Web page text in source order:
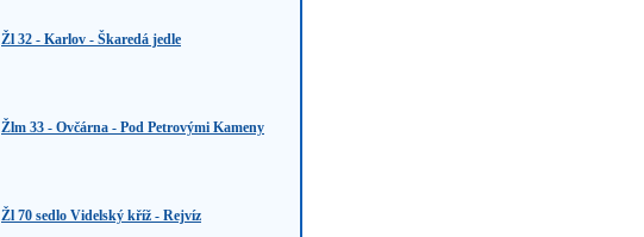
Žl 32 - Karlov - Škaredá jedle
Žlm 33 - Ovčárna - Pod Petrovými Kameny
Žl 70 sedlo Videlský kříž - Rejvíz